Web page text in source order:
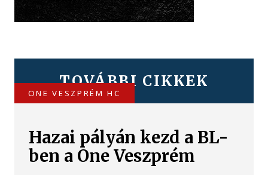
TOVÁBBI CIKKEK
ONE VESZPRÉM HC
Hazai pályán kezd a BL-
ben a One Veszprém